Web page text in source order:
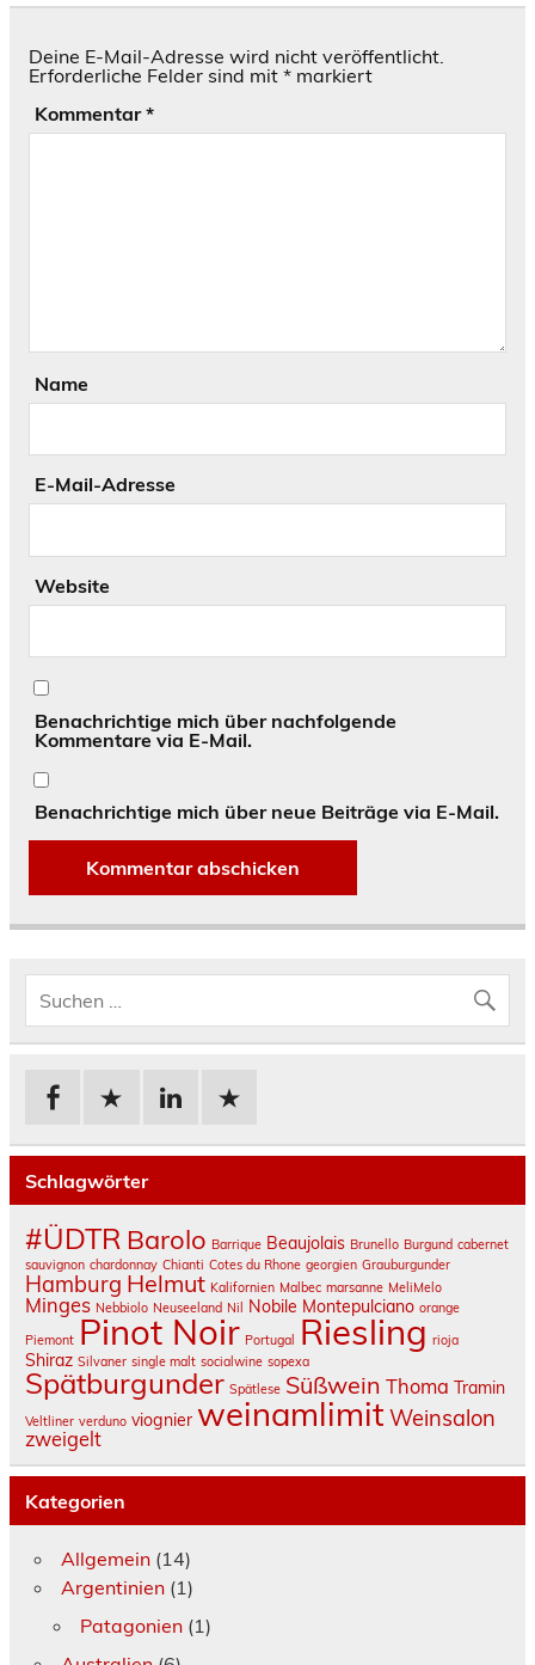
Deine E-Mail-Adresse wird nicht veröffentlicht.
Erforderliche Felder sind mit * markiert
Kommentar*
Name
E-Mail-Adresse
Website
Benachrichtige mich über nachfolgende
Kommentare via E-Mail.
Benachrichtige mich über neue Beiträge via E-Mail.
Schlagwörter
#ÜDTR Barolo Barrique Beaujolais Brunello Burgund cabernet
sauvignon chardonnay Chianti Cotes du Rhone georgien Grauburgunder
Hamburg Helmut Kalifornien Malbec marsanne MeliMelo
Minges Nebbiolo Neuseeland Nil Nobile Montepulciano orange
Piemont Pinot Noir Portugal Riesling rioja
Shiraz Silvaner single malt socialwine sopexa
Spätburgunder Spätlese Süßwein Thoma Tramin
Veltliner verduno viognier weinamlimit Weinsalon
zweigelt
Kategorien
Allgemein(14)
Argentinien(1)
Patagonien(1)